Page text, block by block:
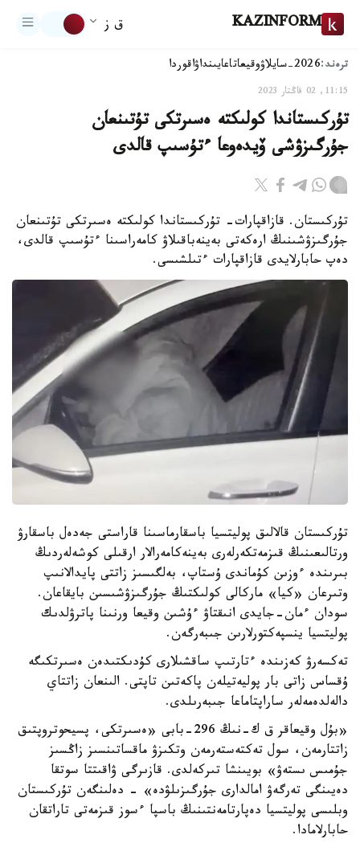
KAZINFORM ق ز
ترەند:2026-سايلاۋ وقيعاتاعايىنداۋاقوردا
11:15, 02 قاڭتار 2023
تۇركىستاندا كولىكتە ەسىرتكى تۇتىنعان
جۇرگىزۋشى ۆيدەوعا ءتۇسىپ قالدى
تۇركىستان. قازاقپارات- تۇركىستاندا كولىكتە ەسىرتكى تۇتىنعان
جۇرگىزۋشىنىڭ ارەكەتى بەينەباقىلاۋ كامەراسىنا ءتۇسىپ قالدى،
دەپ حابارلايدى قازاقپارات ءتىلشىسى.
تۇركىستان قالالىق پوليتسيا باسقارماسىنا قاراستى جەدەل باسقارۋ
ورتالىعىنىڭ قىزمەتكەرلەرى بەينەكامەرالار ارقىلى كوشەلەردىڭ
بىرىندە ءوزىن كۇماندى ۇستاپ، بەلگىسىز زاتتى پايدالانىپ
وتىرعان «كيا» ماركالى كولىكتىڭ جۇرگىزۋشىسىن بايقاعان.
سودان ءمان-جايدى انىقتاۋ ءۇشىن وقيعا ورنىنا پاترۋلدىك
پوليتسيا ينسپەكتورلارىن جىبەرگەن.
تەكسەرۋ كەزىندە ءتارتىپ ساقشىلارى كۇدىكتىدەن ەسىرتكىگە
ۇقساس زاتى بار پوليەتيلەن پاكەتىن تاپتى. الىنعان زاتتاي
دالەلدەمەلەر ساراپتاماعا جىبەرىلدى.
«بۇل وقيعاقر ق ك-نىڭ 296-بابى «ەسىرتكى، پسيحوتروپتىق
زاتتارمەن، سول تەكتەستەرمەن وتكىزۋ ماقساتىنسىز زاڭسىز
جۇمىس ىستەۋ» بويىنشا تىركەلدى. قازىرگى ۋاقىتتا سوتقا
دەيىنگى تەرگەۋ امالدارى جۇرگىزىلۋدە» - دەلىنگەن تۇركىستان
وبلىسى پوليتسيا دەپارتامەنتىنىڭ باسپا ءسوز قىزمەتى تاراتقان
حابارلامادا.